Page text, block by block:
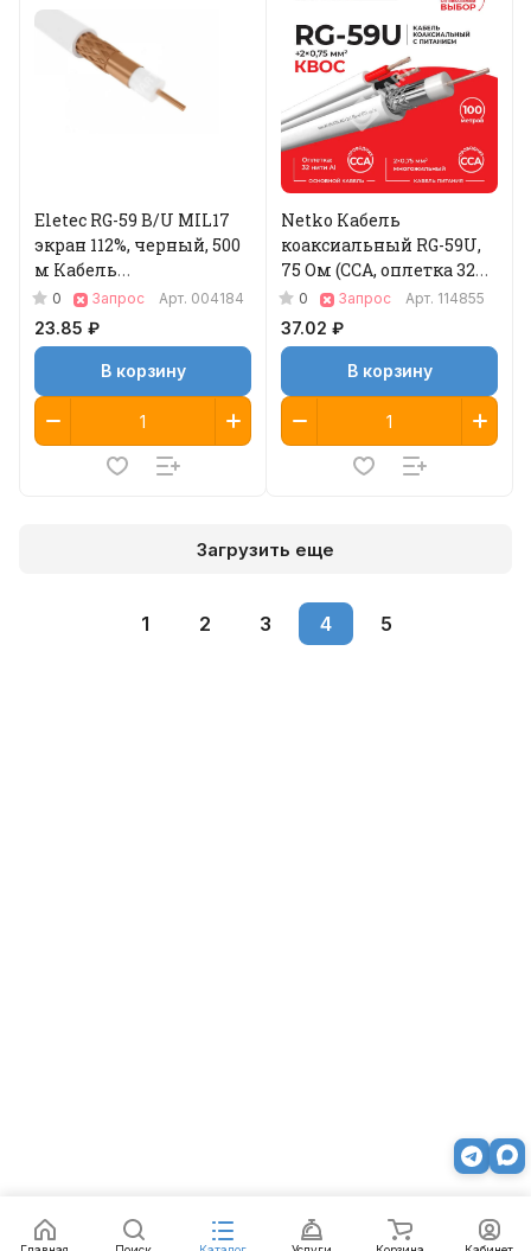
Eletec RG-59 B/U MIL17
экран 112%, черный, 500
м Кабель
коаксиальный
0 Запрос Арт. 004184
23.85 ₽
В корзину
Netko Кабель
коаксиальный RG-59U,
75 Ом (CCA, оплетка 32
нити AL) + кабель
питания 2x0.75 мм2
0 Запрос Арт. 114855
37.02 ₽
В корзину
Загрузить еще
1 2 3 4 5